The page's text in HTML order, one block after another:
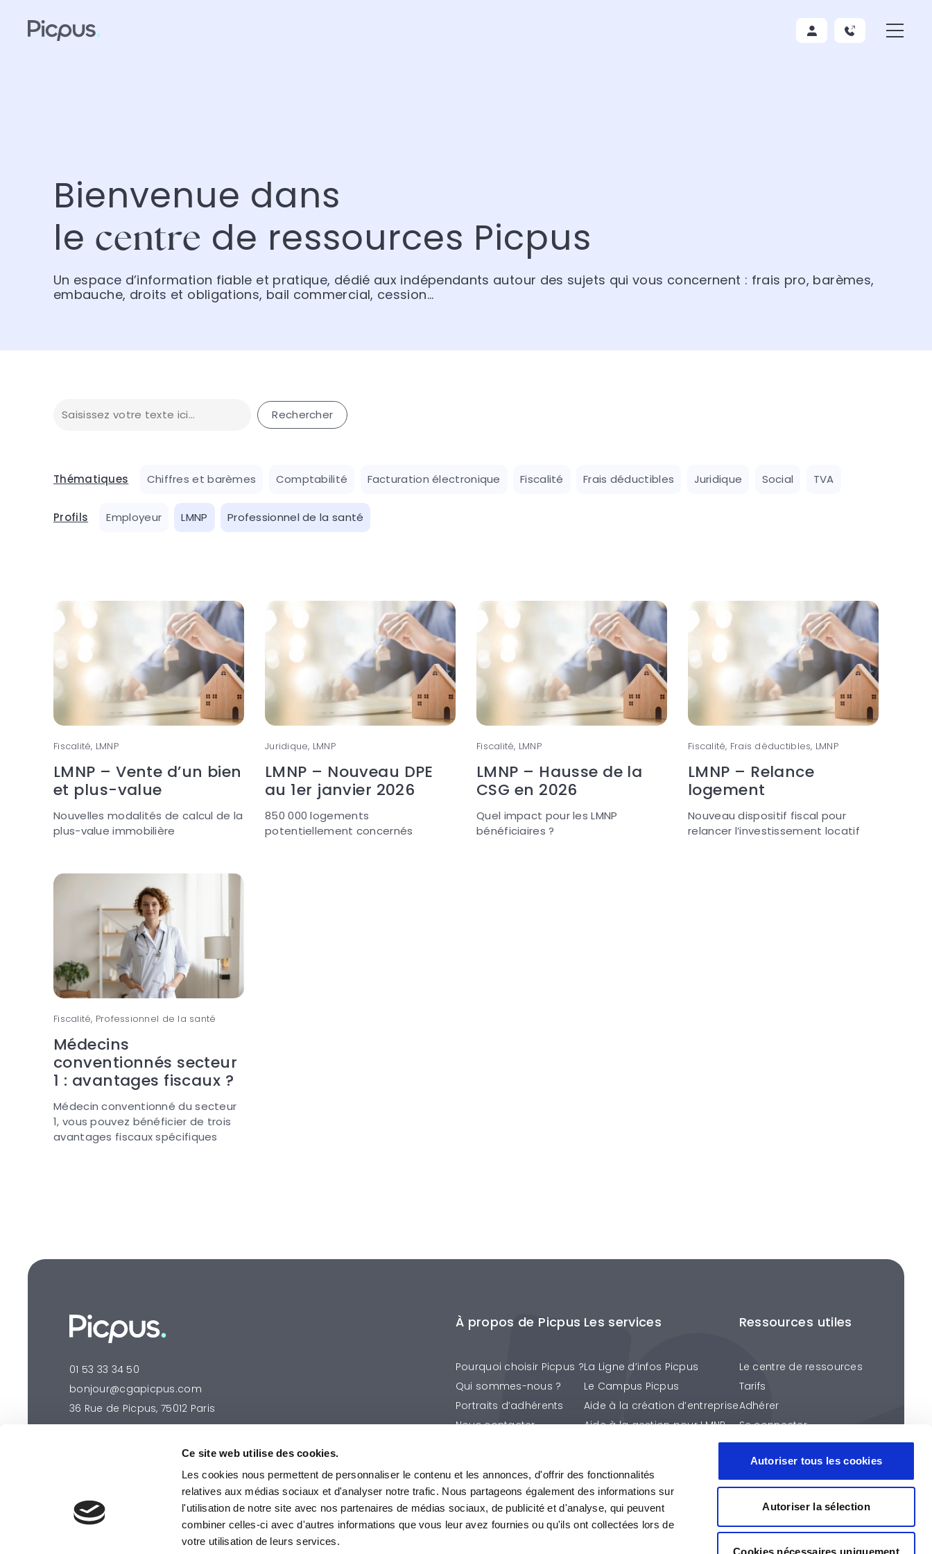
Ce site web utilise des cookies.
Les cookies nous permettent de personnaliser le contenu et les annonces, d'offrir des fonctionnalités
relatives aux médias sociaux et d'analyser notre trafic. Nous partageons également des informations sur
l'utilisation de notre site avec nos partenaires de médias sociaux, de publicité et d'analyse, qui peuvent
combiner celles-ci avec d'autres informations que vous leur avez fournies ou qu'ils ont collectées lors de
votre utilisation de leurs services.
Autoriser tous les cookies
Autoriser la sélection
Cookies nécessaires uniquement
Bienvenue dans
le centre de ressources Picpus
Un espace d’information fiable et pratique, dédié aux indépendants autour des sujets qui vous concernent : frais pro, barèmes,
embauche, droits et obligations, bail commercial, cession…
Thématiques Chiffres et barèmes Comptabilité Facturation électronique Fiscalité Frais déductibles Juridique Social TVA
Profils Employeur LMNP Professionnel de la santé
Fiscalité, LMNP
LMNP – Vente d’un bien
et plus-value
Nouvelles modalités de calcul de la
plus-value immobilière
Juridique, LMNP
LMNP – Nouveau DPE
au 1er janvier 2026
850 000 logements
potentiellement concernés
Fiscalité, LMNP
LMNP – Hausse de la
CSG en 2026
Quel impact pour les LMNP
bénéficiaires ?
Fiscalité, Frais déductibles, LMNP
LMNP – Relance
logement
Nouveau dispositif fiscal pour
relancer l’investissement locatif
Fiscalité, Professionnel de la santé
Médecins
conventionnés secteur
1 : avantages fiscaux ?
Médecin conventionné du secteur
1, vous pouvez bénéficier de trois
avantages fiscaux spécifiques
01 53 33 34 50
bonjour@cgapicpus.com
36 Rue de Picpus, 75012 Paris
À propos de Picpus
Pourquoi choisir Picpus ?
Qui sommes-nous ?
Portraits d’adhérents
Nous contacter
Les services
La Ligne d’infos Picpus
Le Campus Picpus
Aide à la création d’entreprise
Aide à la gestion pour LMNP
Ressources utiles
Le centre de ressources
Tarifs
Adhérer
Se connecter
Suivez-nous sur